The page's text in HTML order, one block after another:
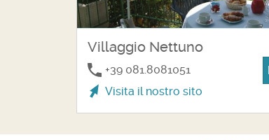
Villaggio Nettuno
+39 081.8081051
Visita il nostro sito